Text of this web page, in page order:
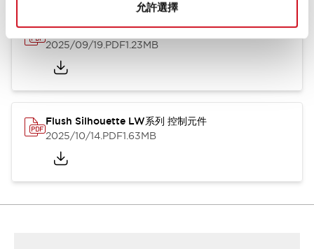
允許選擇
Flush Silhouette LW系列 控制元件 (英文版)
2025/09/19.PDF1.23MB
Flush Silhouette LW系列 控制元件
2025/10/14.PDF1.63MB